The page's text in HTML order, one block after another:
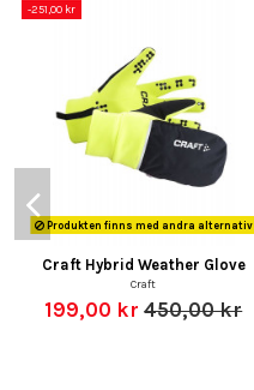
-251,00 kr
Produkten finns med andra alternativ
Craft Hybrid Weather Glove
Craft
199,00 kr450,00 kr